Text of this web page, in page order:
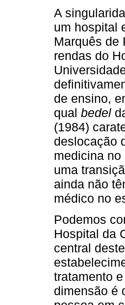
A
um hospital
Marquês de
rendas do
de ensino,
qual bedel
(1984)
deslocação
medicina
uma
ainda não
médico no
Podemos
Hospital da
central
tratamento
dimensão é